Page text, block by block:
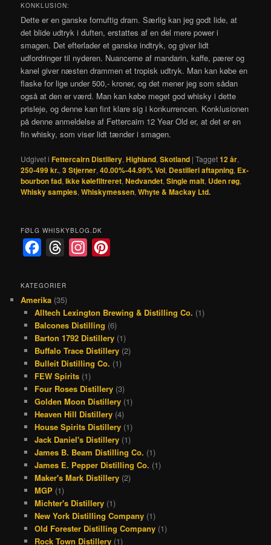
KONKLUSION:
Dette er en ganske fornuftig dram. Særlig kan jeg godt lide, at
det blide udtryk i duften, erstattes af en del mere power i
smagen. Det efterlader et ganske indtryk, og giver lidt
udfordringer til nyderen. Nuancerne af mandarin, kaffe, pærer og
kanel giver næsten drammen et tropisk udtryk. Man kan købe en
flaske for lige under 500,- kroner, og det mener jeg som sådan
også at den er værd. Man kan købe meget god whisky i dette
prisleje, og denne kan fint klare sig i konkurrencen. Konklusionen
på denne anmeldelse af Fettercairn 12 Year Old er, at det er en
fin whisky, som viser lidt tænder i smagen.
Udgivet i Fettercairn Distillery,Highland,Skotland |Tagget12 år,
250-499 kr.,3 Stjerner,40.00%-44.99% Vol, Destilleri aftapning, Ex-
bourbon fad,Ikke kølefiltreret,Nedvandet,Single malt, Uden røg,
Whisky samples,Whiskymessen,Whyte & Mackay Ltd.
FØLG WHISKYBLOG.DK
c
e
b
o
o
k
r
e
a
d
s
a
g
r
a
m
e
r
e
t
KATEGORIER
Amerika (35)
Alltech Lexington Brewing & Distilling Co. (1)
Balcones Distilling (6)
Barton 1792 Distillery(1)
Buffalo Trace Distillery(2)
Bulleit Distilling Co. (1)
FEW Spirits(1)
Four Roses Distillery(3)
Golden Moon Distillery(1)
Heaven Hill Distillery(4)
House Spirits Distillery(1)
Jack Daniel's Distillery(1)
James B. Beam Distilling Co. (1)
James E. Pepper Distilling Co. (1)
Maker's Mark Distillery(2)
MGP(1)
Michter's Distillery(1)
New York Distilling Company(1)
Old Forester Distilling Company(1)
Rock Town Distillery(1)